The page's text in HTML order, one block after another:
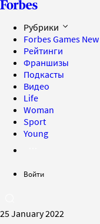
Рубрики
Forbes Games New
Рейтинги
Франшизы
Подкасты
Видео
Life
Woman
Sport
Young
Войти
25 January 2022